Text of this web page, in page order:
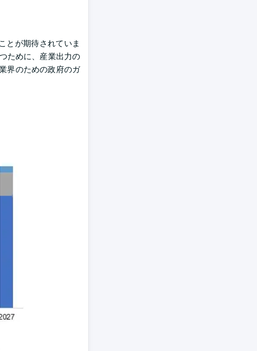
とが期待されていま
ために、産業出力の
界のための政府のガ